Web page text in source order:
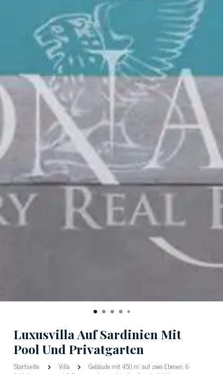
Luxusvilla Auf Sardinien Mit
Pool Und Privatgarten
Startseite Villa
Gebäude mit 450 m² auf zwei Ebenen, 6